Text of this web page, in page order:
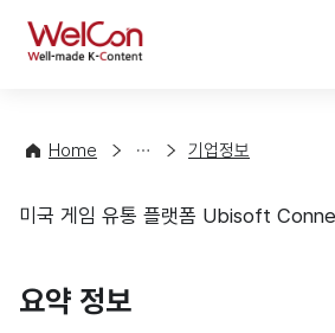
WelCon
Home
컨
팅
해
기
정
기업정보
기업정보
미국 게임 유통 플랫폼 Ubisoft
요약 정보